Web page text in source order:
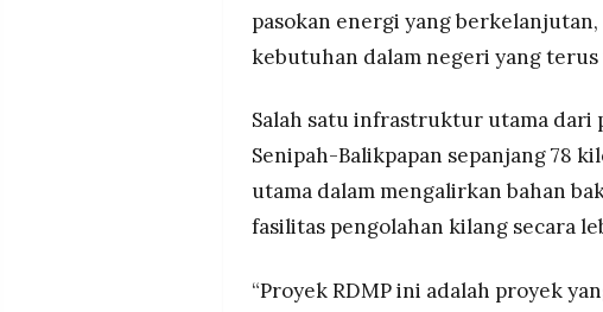
pasokan energi yang
kebutuhan dalam negeri yang
Salah satu infrastruktur utama dari
Senipah-Balikpapan sepanjang 78
utama dalam mengalirkan bahan
fasilitas pengolahan kilang secara
“Proyek RDMP ini adalah proyek